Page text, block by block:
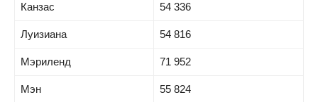
Канзас 54 336
Луизиана 54 816
Мэриленд 71 952
Мэн 55 824